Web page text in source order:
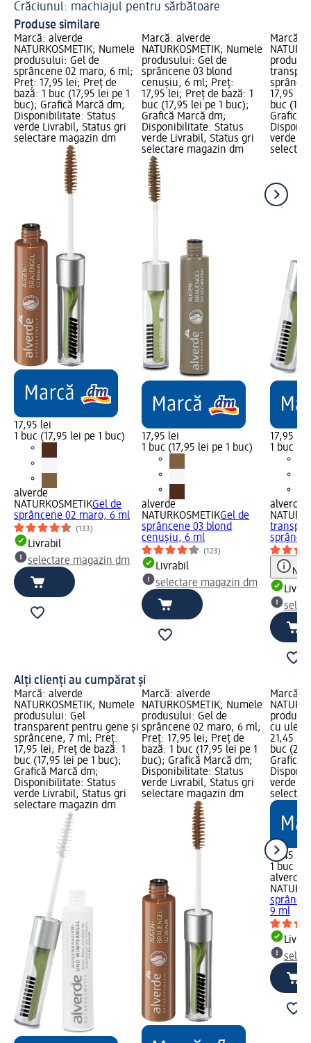
Crăciunul: machiajul pentru sărbătoare
Produse similare
Marcă: alverde
NATURKOSMETIK; Numele
produsului: Gel de
sprâncene 02 maro, 6 ml;
Preț: 17,95 lei; Preț de
bază: 1 buc (17,95 lei pe 1
buc); Grafică Marcă dm;
Disponibilitate: Status
verde Livrabil, Status gri
selectare magazin dm
17,95 lei
1 buc (17,95 lei pe 1 buc)
alverde
NATURKOSMETIKGel de
sprâncene 02 maro, 6 ml
(133)
Livrabil
selectare magazin dm
Marcă: alverde
NATURKOSMETIK; Numele
produsului: Gel de
sprâncene 03 blond
cenușiu, 6 ml; Preț:
17,95 lei; Preț de bază: 1
buc (17,95 lei pe 1 buc);
Grafică Marcă dm;
Disponibilitate: Status
verde Livrabil, Status gri
selectare magazin dm
17,95 lei
1 buc (17,95 lei pe 1 buc)
alverde
NATURKOSMETIKGel de
sprâncene 03 blond
cenușiu, 6 ml
(123)
Livrabil
selectare magazin dm
Marcă:
17,95
buc
Grafică
verde
17,95 lei
1 buc
alverde
Notă
Alți clienți au cumpărat și
Marcă: alverde
NATURKOSMETIK; Numele
produsului: Gel
transparent pentru gene și
sprâncene, 7 ml; Preț:
17,95 lei; Preț de bază: 1
buc (17,95 lei pe 1 buc);
Grafică Marcă dm;
Disponibilitate: Status
verde Livrabil, Status gri
selectare magazin dm
Marcă: alverde
NATURKOSMETIK; Numele
produsului: Gel de
sprâncene 02 maro, 6 ml;
Preț: 17,95 lei; Preț de
bază: 1 buc (17,95 lei pe 1
buc); Grafică Marcă dm;
Disponibilitate: Status
verde Livrabil, Status gri
selectare magazin dm
Marcă:
cu ulei
21,45
buc
Grafică
verde
21,45 lei
1 buc
alverde
9 ml